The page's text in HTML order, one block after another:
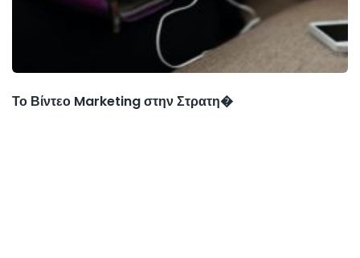
Το Βίντεο Marketing στην Στρατη�